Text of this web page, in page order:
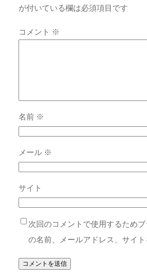
が付いている欄は必須項目です
コメント ※
名前 ※
メール ※
サイト
次回のコメントで使用するため
の名前、メールアドレス、サイト